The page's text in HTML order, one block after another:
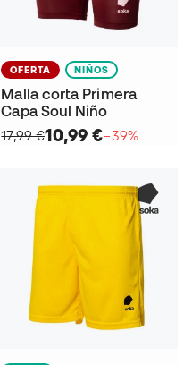
OFERTA NIÑOS
Malla corta Primera
Capa Soul Niño
17,99 €10,99 €−39%